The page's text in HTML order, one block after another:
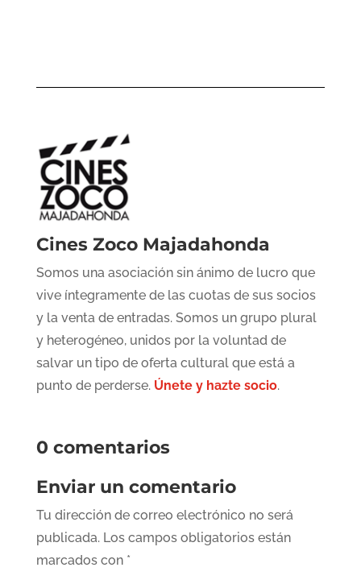
Cines Zoco Majadahonda
Somos una asociación sin ánimo de lucro que
vive íntegramente de las cuotas de sus socios
y la venta de entradas. Somos un grupo plural
y heterogéneo, unidos por la voluntad de
salvar un tipo de oferta cultural que está a
punto de perderse. Únete y hazte socio.
0 comentarios
Enviar un comentario
Tu dirección de correo electrónico no será
publicada. Los campos obligatorios están
marcados con *